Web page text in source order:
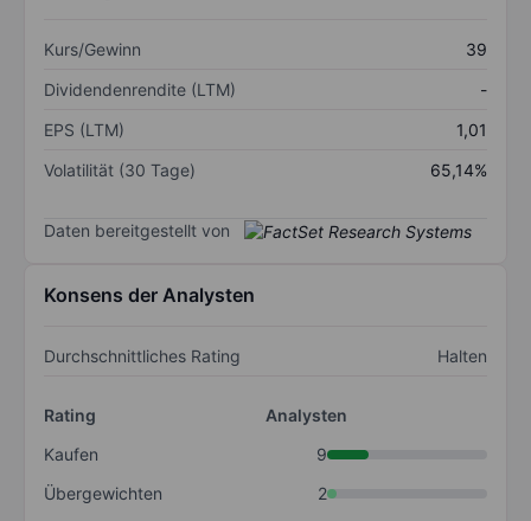
Kurs/Gewinn
39
Dividendenrendite (LTM)
-
EPS (LTM)
1,01
Volatilität (30 Tage)
65,14%
Daten bereitgestellt von
Konsens der Analysten
Durchschnittliches Rating Halten
Rating
Analysten
Kaufen
9
Übergewichten
2